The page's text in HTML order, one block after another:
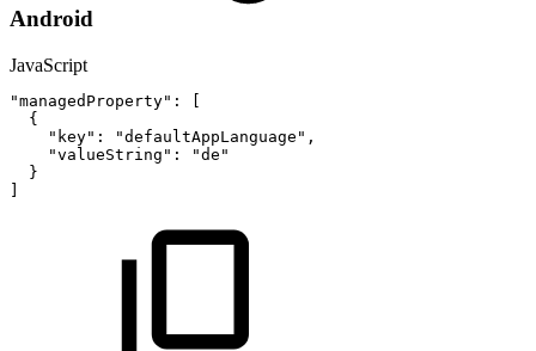
Android
JavaScript
"managedProperty" :
{
"key" : "defaultAppLanguage" ,
"valueString" :
"de"
}